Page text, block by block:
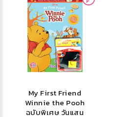
My First Friend
Winnie the Pooh
ฉบับพิเศษ วันแสน